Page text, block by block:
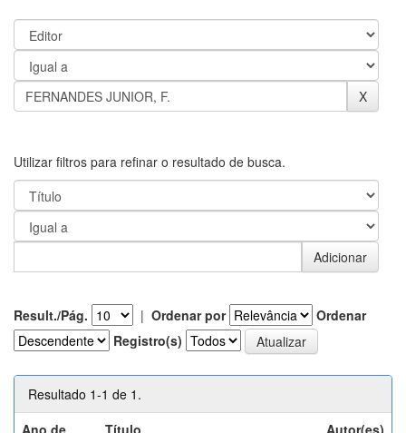
Utilizar filtros para refinar o resultado de busca.
Result./Pág. | Ordenar por
Ordenar
Registro(s)
Resultado 1-1 de 1.
Ano de
Título Autor(es)